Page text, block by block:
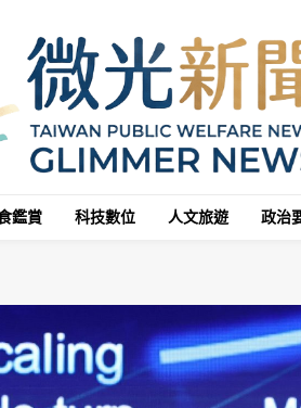
鑑賞 科技數位 人文旅遊 政治